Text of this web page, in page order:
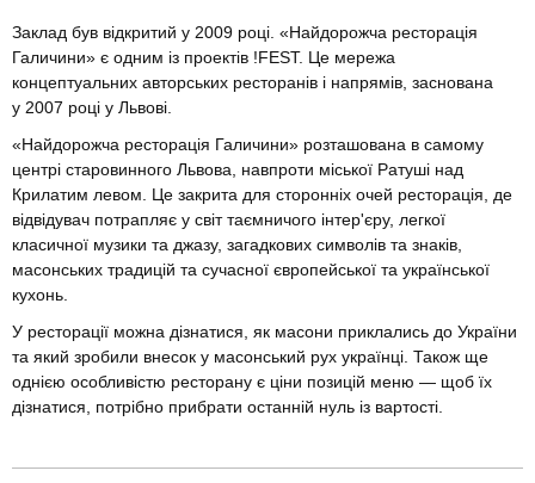
Заклад був відкритий у 2009 році. «Найдорожча ресторація
Галичини» є одним із проектів !FEST. Це мережа
концептуальних авторських ресторанів і напрямів, заснована
у 2007 році у Львові.
«Найдорожча ресторація Галичини» розташована в самому
центрі старовинного Львова, навпроти міської Ратуші над
Крилатим левом. Це закрита для сторонніх очей ресторація, де
відвідувач потрапляє у світ таємничого інтер'єру, легкої
класичної музики та джазу, загадкових символів та знаків,
масонських традицій та сучасної європейської та української
кухонь.
У ресторації можна дізнатися, як масони приклались до України
та який зробили внесок у масонський рух українці. Також ще
однією особливістю ресторану є ціни позицій меню — щоб їх
дізнатися, потрібно прибрати останній нуль із вартості.